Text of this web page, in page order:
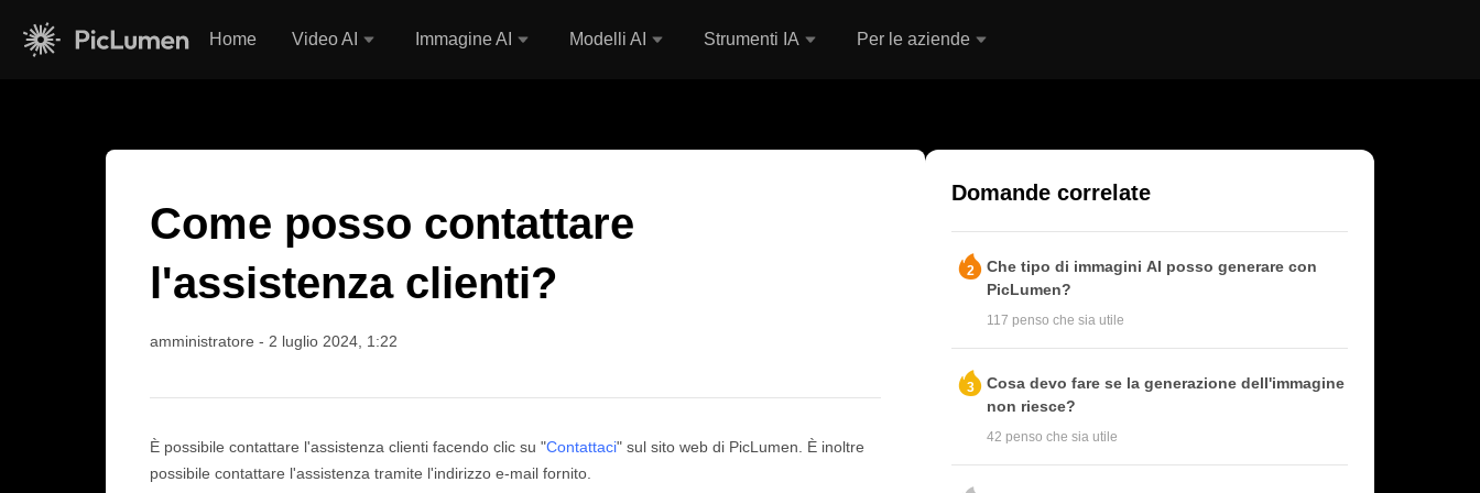
Home Video AI Immagine AI Modelli AI Strumenti IA Per le aziende
Come posso contattare
l'assistenza clienti?
amministratore - 2 luglio 2024, 1:22
È possibile contattare l'assistenza clienti facendo clic su "Contattaci" sul sito web di PicLumen. È inoltre
possibile contattare l'assistenza tramite l'indirizzo e-mail fornito.
Domande correlate
2
Che tipo di immagini AI posso generare con
PicLumen?
117 penso che sia utile
3
Cosa devo fare se la generazione dell'immagine
non riesce?
42 penso che sia utile